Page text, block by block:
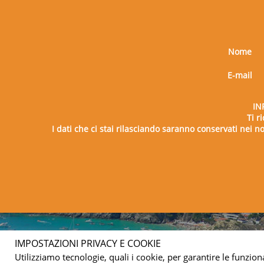
Nome
E-mail
Ti
I dati che ci stai rilasciando saranno conservati nei
IMPOSTAZIONI PRIVACY E COOKIE
Utilizziamo tecnologie, quali i cookie, per garantire le